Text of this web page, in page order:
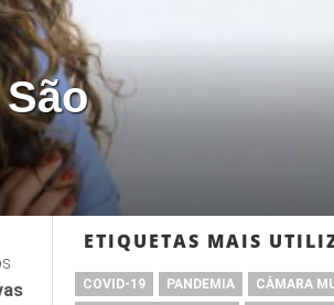
ETIQUETAS MAIS
COVID-19 PANDEMIA
CÂMARA